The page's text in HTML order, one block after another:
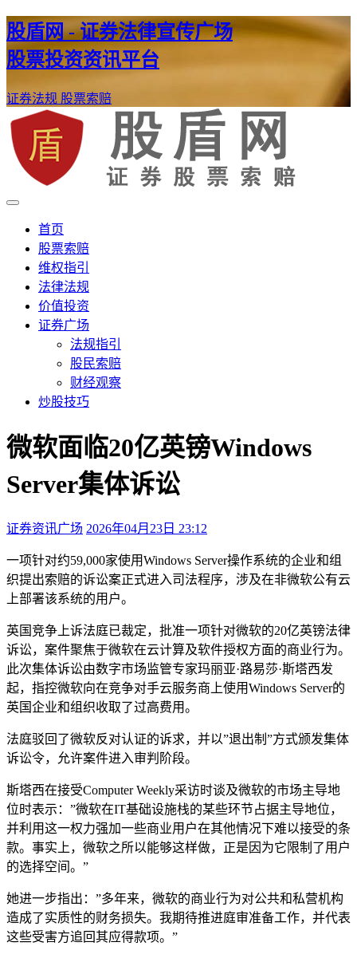
股盾网 - 证券法律宣传广场
股票投资资讯平台
证券法规 股票索赔
股盾网
证券股票维权网
首页
股票索赔
维权指引
法律法规
价值投资
证券广场
法规指引
股民索赔
财经观察
炒股技巧
微软面临20亿英镑Windows
Server集体诉讼
证券资讯广场 2026年04月23日 23:12
一项针对约59,000家使用Windows Server操作系统的企业和组
织提出索赔的诉讼案正式进入司法程序，涉及在非微软公有云
上部署该系统的用户。
英国竞争上诉法庭已裁定，批准一项针对微软的20亿英镑法律
诉讼，案件聚焦于微软在云计算及软件授权方面的商业行为。
此次集体诉讼由数字市场监管专家玛丽亚·路易莎·斯塔西发
起，指控微软向在竞争对手云服务商上使用Windows Server的
英国企业和组织收取了过高费用。
法庭驳回了微软反对认证的诉求，并以”退出制”方式颁发集体
诉讼令，允许案件进入审判阶段。
斯塔西在接受Computer Weekly采访时谈及微软的市场主导地
位时表示：”微软在IT基础设施栈的某些环节占据主导地位，
并利用这一权力强加一些商业用户在其他情况下难以接受的条
款。事实上，微软之所以能够这样做，正是因为它限制了用户
的选择空间。”
她进一步指出：”多年来，微软的商业行为对公共和私营机构
造成了实质性的财务损失。我期待推进庭审准备工作，并代表
这些受害方追回其应得款项。”